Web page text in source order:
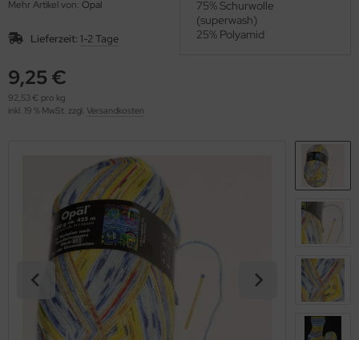
Mehr Artikel von: Opal
Lieferzeit: 1-2 Tage
9,25 €
92,53 € pro kg
inkl. 19 % MwSt. zzgl. Versandkosten
75% Schurwolle
(superwash)
25% Polyamid
(276)